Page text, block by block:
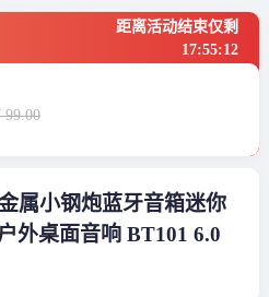
距离活动结束仅剩
17:55:12
99.00
属小钢炮蓝牙音箱迷你
外桌面音响 BT101 6.0